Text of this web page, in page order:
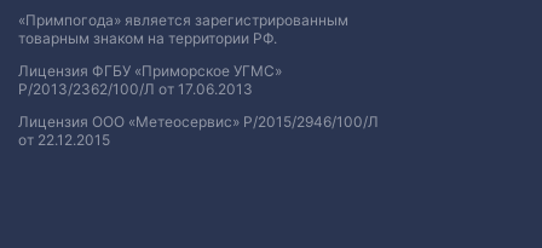
«Примпогода» является зарегистрированным
товарным знаком на территории РФ.
Лицензия ФГБУ «Приморское УГМС»
Р/2013/2362/100/Л от 17.06.2013
Лицензия ООО «Метеосервис» Р/2015/2946/100/Л
от 22.12.2015